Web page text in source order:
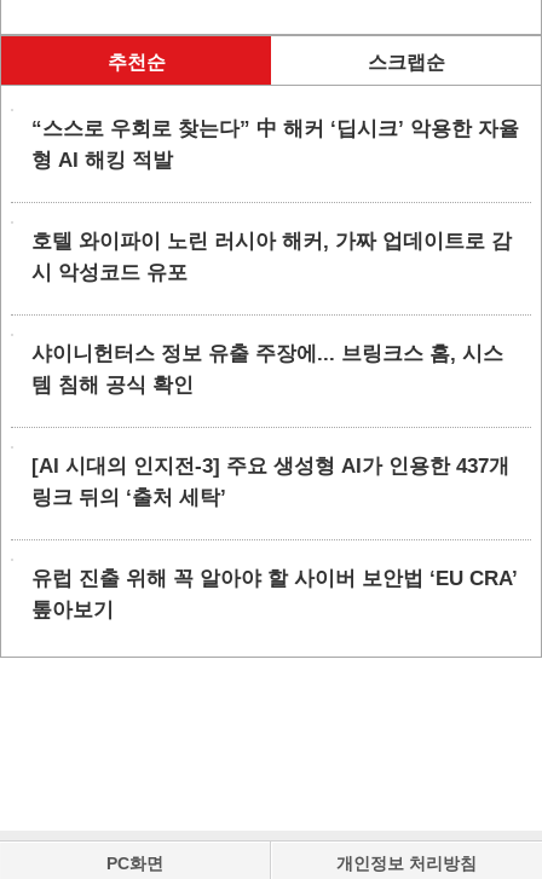
추천순 스크랩순
“스스로 우회로 찾는다” 中 해커 ‘딥시크’ 악용한 자율
형 AI 해킹 적발
호텔 와이파이 노린 러시아 해커, 가짜 업데이트로 감
시 악성코드 유포
샤이니헌터스 정보 유출 주장에... 브링크스 홈, 시스
템 침해 공식 확인
[AI 시대의 인지전-3] 주요 생성형 AI가 인용한 437개
링크 뒤의 ‘출처 세탁’
유럽 진출 위해 꼭 알아야 할 사이버 보안법 ‘EU CRA’
톺아보기
PC화면 개인정보 처리방침